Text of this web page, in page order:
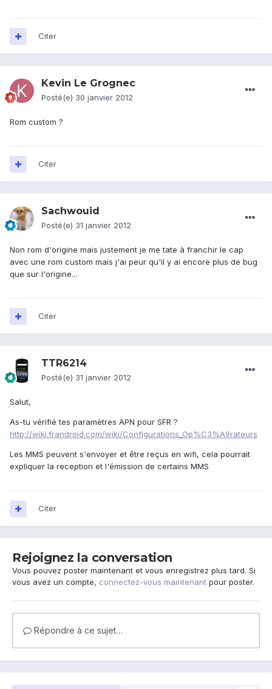
Citer
Kevin Le Grognec
Posté(e) 30 janvier 2012
Rom custom ?
Citer
Sachwouid
Posté(e) 31 janvier 2012
Non rom d'origine mais justement je me tate à franchir le cap
avec une rom custom mais j'ai peur qu'il y ai encore plus de bug
que sur l'origine...
Citer
TTR6214
Posté(e) 31 janvier 2012
Salut,
As-tu vérifié tes paramètres APN pour SFR ?
http://wiki.frandroid.com/wiki/Configurations_Op%C3%A9rateurs
Les MMS peuvent s'envoyer et être reçus en wifi, cela pourrait
expliquer la reception et l'émission de certains MMS
Citer
Rejoignez la conversation
Vous pouvez poster maintenant et vous enregistrez plus tard. Si
vous avez un compte, connectez-vous maintenant pour poster.
Répondre à ce sujet…